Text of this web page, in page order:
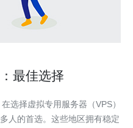
最佳选择
人的首选。这些地区拥有稳定